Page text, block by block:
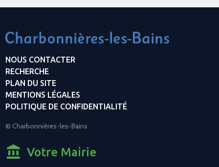
NOUS CONTACTER
RECHERCHE
PLAN DU SITE
MENTIONS LÉGALES
POLITIQUE DE CONFIDENTIALITÉ
© Charbonnières-les-Bains
Votre Mairie